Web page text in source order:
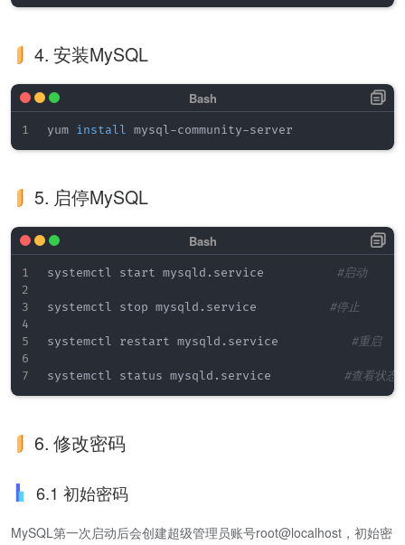
4. 安装MySQL
yum install
5. 启停MySQL
systemctl start mysqld.service #启动
systemctl stop mysqld.service #停止
systemctl restart mysqld.service #重启
systemctl status mysqld.service #查看状态
6. 修改密码
6.1 初始密码
MySQL第一次启动后会创建超级管理员账号root@localhost，初始密